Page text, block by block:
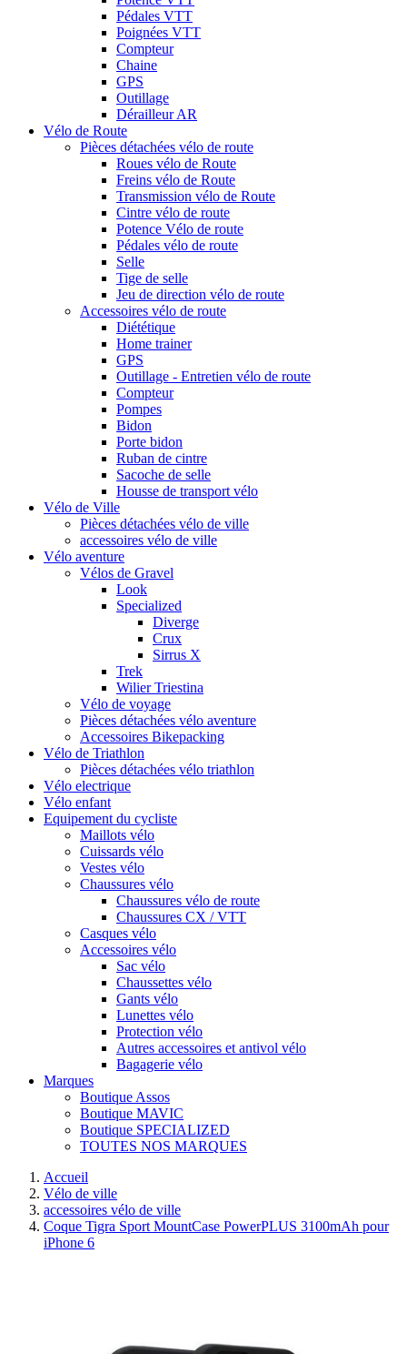
Pédales VTT
Poignées VTT
Compteur
Chaine
GPS
Outillage
Dérailleur AR
Vélo de Route
Pièces détachées vélo de route
Roues vélo de Route
Freins vélo de Route
Transmission vélo de Route
Cintre vélo de route
Potence Vélo de route
Pédales vélo de route
Selle
Tige de selle
Jeu de direction vélo de route
Accessoires vélo de route
Diététique
Home trainer
GPS
Outillage - Entretien vélo de route
Compteur
Pompes
Bidon
Porte bidon
Ruban de cintre
Sacoche de selle
Housse de transport vélo
Vélo de Ville
Pièces détachées vélo de ville
accessoires vélo de ville
Vélo aventure
Vélos de Gravel
Look
Specialized
Diverge
Crux
Sirrus X
Trek
Wilier Triestina
Vélo de voyage
Pièces détachées vélo aventure
Accessoires Bikepacking
Vélo de Triathlon
Pièces détachées vélo triathlon
Vélo electrique
Vélo enfant
Equipement du cycliste
Maillots vélo
Cuissards vélo
Vestes vélo
Chaussures vélo
Chaussures vélo de route
Chaussures CX / VTT
Casques vélo
Accessoires vélo
Sac vélo
Chaussettes vélo
Gants vélo
Lunettes vélo
Protection vélo
Autres accessoires et antivol vélo
Bagagerie vélo
Marques
Boutique Assos
Boutique MAVIC
Boutique SPECIALIZED
TOUTES NOS MARQUES
Accueil
Vélo de ville
accessoires vélo de ville
Coque Tigra Sport MountCase PowerPLUS 3100mAh pour
iPhone 6